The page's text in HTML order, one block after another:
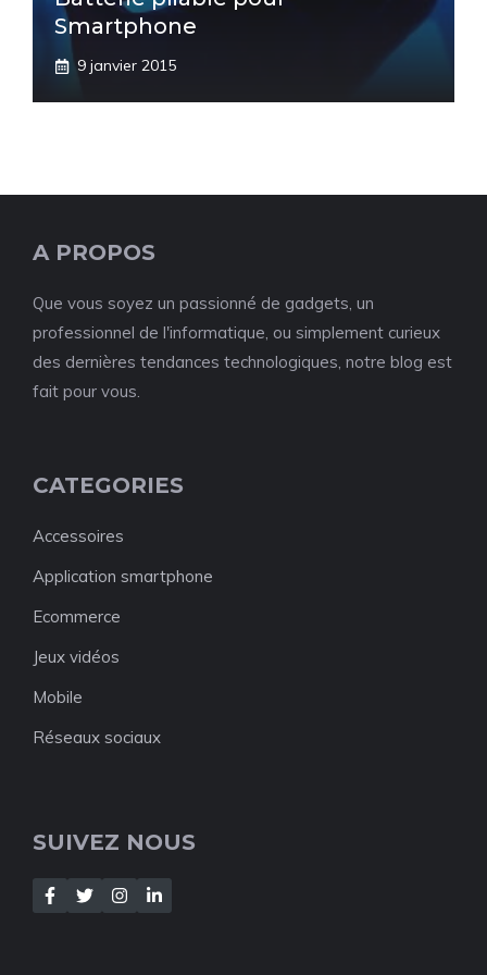
Smartphone
9 janvier 2015
A PROPOS
Que vous soyez un passionné de gadgets, un
professionnel de l'informatique, ou simplement curieux
des dernières tendances technologiques, notre blog est
fait pour vous.
CATEGORIES
Accessoires
Application smartphone
Ecommerce
Jeux vidéos
Mobile
Réseaux sociaux
SUIVEZ NOUS